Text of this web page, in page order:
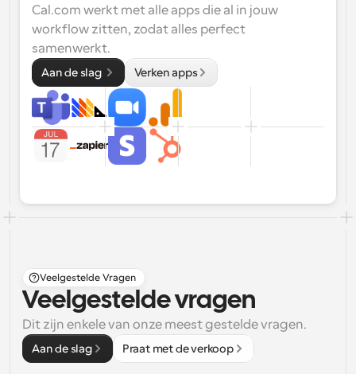
Cal.com werkt met alle apps die al in jouw
workflow zitten, zodat alles perfect
samenwerkt.
Aan de slag Verken apps
Veelgestelde Vragen
Veelgestelde vragen
Dit zijn enkele van onze meest gestelde vragen.
Aan de slag Praat met de verkoop